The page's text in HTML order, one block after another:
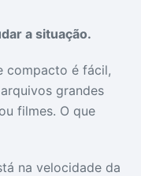
Ver mais
Ver mais
a situação.
compacto é fácil,
grandes
filmes. O que
na velocidade da